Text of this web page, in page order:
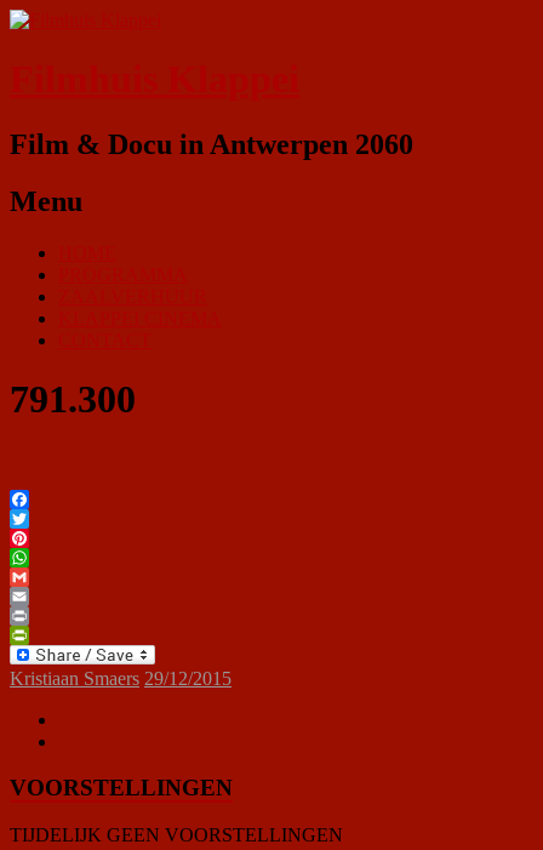
Film & Docu in Antwerpen 2060
Menu
791.300
Facebook
Twitter
Pinterest
WhatsApp
Gmail
Email
Print
PrintFriendly
Kristiaan Smaers 29/12/2015
VOORSTELLINGEN
TIJDELIJK GEEN VOORSTELLINGEN